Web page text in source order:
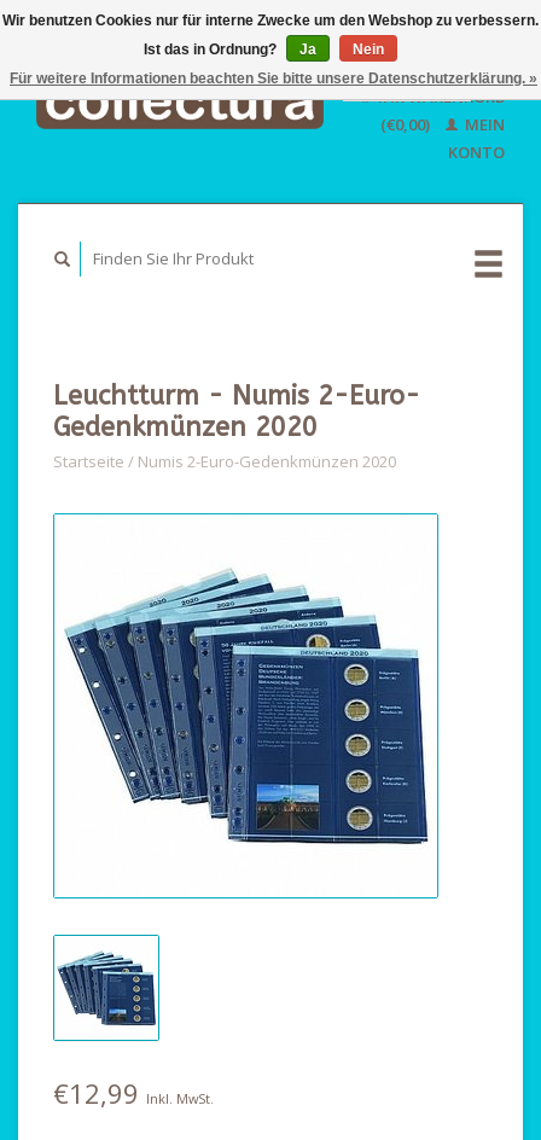
EUR
GBP
USD
Deutsch
English
IHR WARENKORB
(€0,00)
MEIN
KONTO
Leuchtturm - Numis 2-Euro-
Gedenkmünzen 2020
Startseite / Numis 2-Euro-Gedenkmünzen 2020
€12,99 Inkl. MwSt.
Wir benutzen Cookies nur für interne Zwecke um den Webshop zu verbessern.
Ist das in Ordnung?
Ja
Nein
Für weitere Informationen beachten Sie bitte unsere Datenschutzerklärung. »